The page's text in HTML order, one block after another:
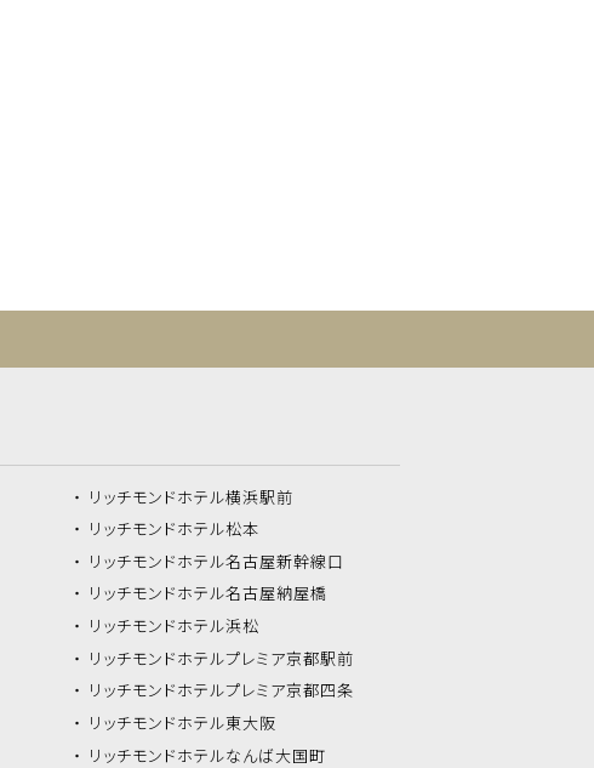
リッチモンドホテル横浜駅前
リッチモンドホテル松本
リッチモンドホテル名古屋新幹線口
リッチモンドホテル名古屋納屋橋
リッチモンドホテル浜松
リッチモンドホテルプレミア京都駅前
リッチモンドホテルプレミア京都四条
リッチモンドホテル東大阪
リッチモンドホテルなんば大国町